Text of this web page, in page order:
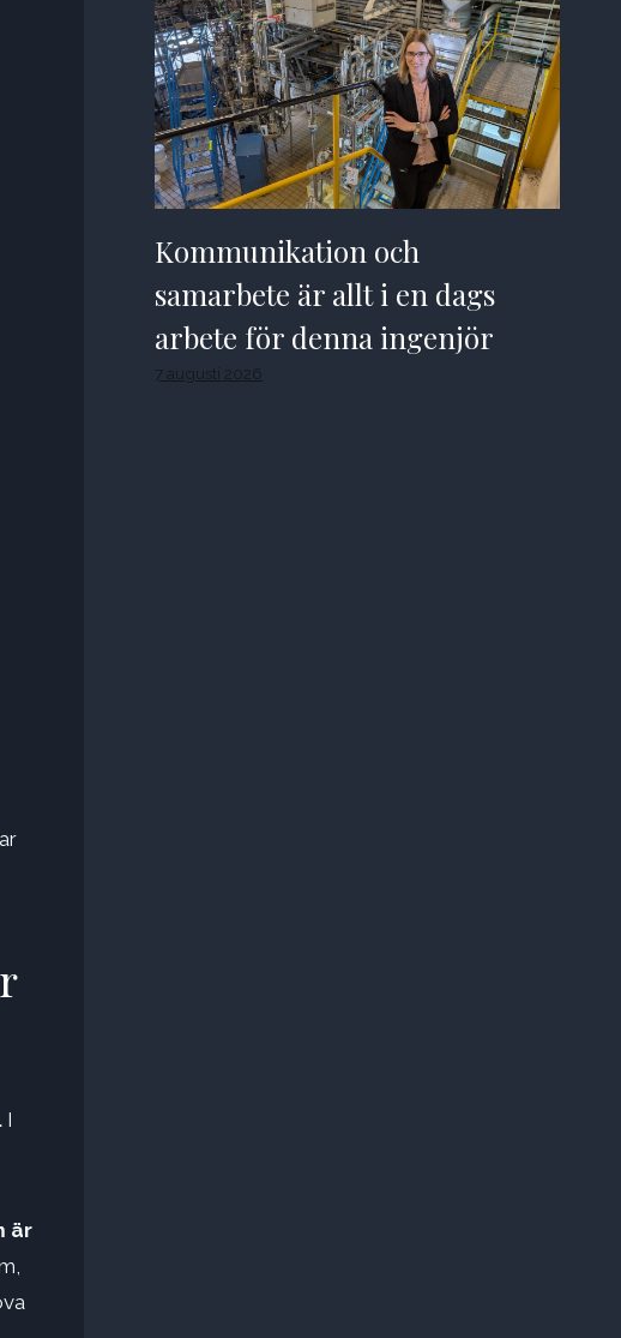
I
är
Kommunikation och
samarbete är allt i en dags
arbete för denna ingenjör
7 augusti 2026